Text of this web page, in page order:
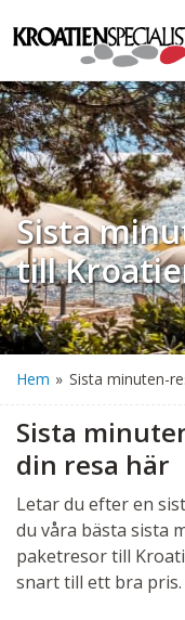
Sista
till
Hem » Sista minuten-
Sista
din resa här
Letar du efter en
du våra bästa sista
paketresor till
snart till ett bra pris.